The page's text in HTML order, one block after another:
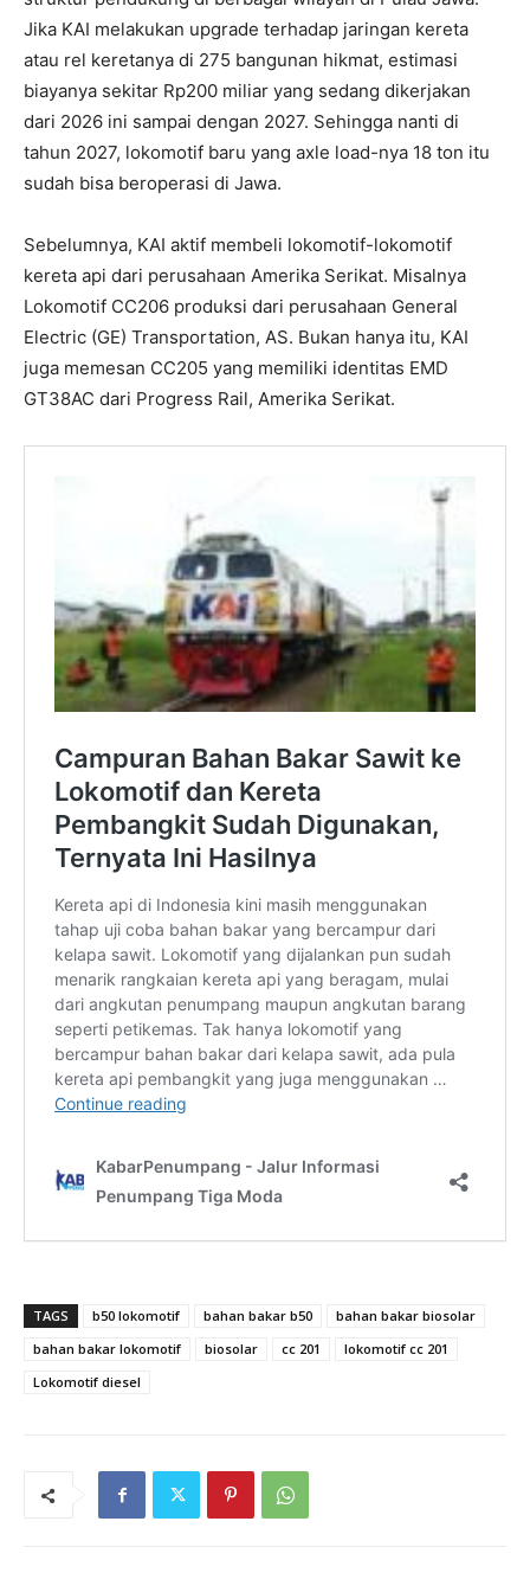
Jika KAI melakukan upgrade terhadap jaringan kereta
atau rel keretanya di 275 bangunan hikmat, estimasi
biayanya sekitar Rp200 miliar yang sedang dikerjakan
dari 2026 ini sampai dengan 2027. Sehingga nanti di
tahun 2027, lokomotif baru yang axle load-nya 18 ton itu
sudah bisa beroperasi di Jawa.
Sebelumnya, KAI aktif membeli lokomotif-lokomotif
kereta api dari perusahaan Amerika Serikat. Misalnya
Lokomotif CC206 produksi dari perusahaan General
Electric (GE) Transportation, AS. Bukan hanya itu, KAI
juga memesan CC205 yang memiliki identitas EMD
GT38AC dari Progress Rail, Amerika Serikat.
TAGS b50 lokomotif bahan bakar b50
bahan bakar biosolar
bahan bakar lokomotif
biosolar cc 201
lokomotif cc 201
Lokomotif diesel